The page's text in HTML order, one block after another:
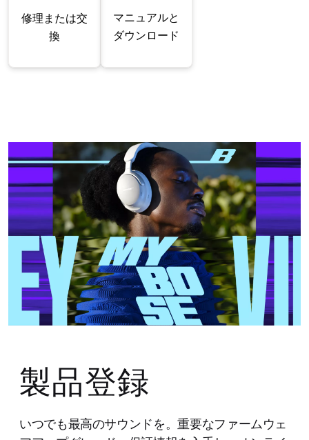
修理または交
換
マニュアルと
ダウンロード
製品登録
いつでも最高のサウンドを。重要なファームウェ